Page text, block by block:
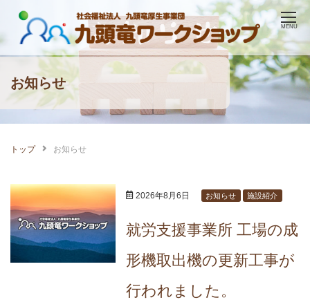
Skip
content
MENU
お知らせ
トップ お知らせ
2026年8月6日 お知らせ 施設紹介
就労支援事業所 工場の成
形機取出機の更新工事が
行われました。